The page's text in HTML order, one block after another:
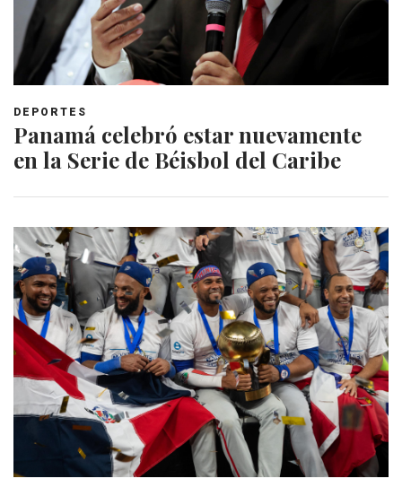
DEPORTES
Panamá celebró estar nuevamente
en la Serie de Béisbol del Caribe